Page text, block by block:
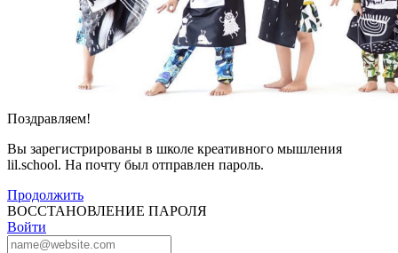
Поздравляем!
Вы зарегистрированы в школе креативного мышления
lil.school. На почту был отправлен пароль.
Продолжить
ВОССТАНОВЛЕНИЕ ПАРОЛЯ
Войти